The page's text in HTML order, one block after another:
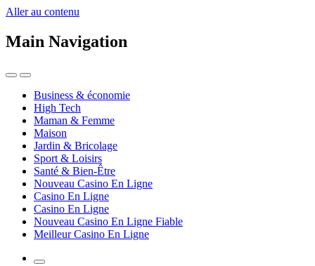
Aller au contenu
Main Navigation
Business & économie
High Tech
Maman & Femme
Maison
Jardin & Bricolage
Sport & Loisirs
Santé & Bien-Être
Nouveau Casino En Ligne
Casino En Ligne
Casino En Ligne
Nouveau Casino En Ligne Fiable
Meilleur Casino En Ligne